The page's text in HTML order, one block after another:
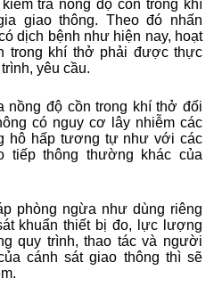
tra nồng độ cồn trong khí
giao thông. Theo đó nhấn
dịch bệnh như hiện nay, hoạt
trong khí thở phải được thực
yêu cầu.
nồng độ cồn trong khí thở đối
có nguy cơ lây nhiễm các
hô hấp tương tự như với các
tiếp thông thường khác của
phòng ngừa như dùng riêng
khuẩn thiết bị đo, lực lượng
quy trình, thao tác và người
cánh sát giao thông thì sẽ